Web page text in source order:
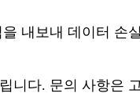
내보내 데이터 손
니다. 문의 사항은